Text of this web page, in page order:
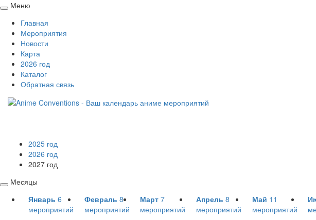
Свернуть
развернуть
Меню
Главная
Мероприятия
Новости
Карта
2026 год
Каталог
Обратная связь
2025 год
2026 год
2027 год
Свернуть
развернуть
Месяцы
Январь 6
мероприятий
Февраль 8
мероприятий
Март 7
мероприятий
Апрель 8
мероприятий
Май 11
мероприятий